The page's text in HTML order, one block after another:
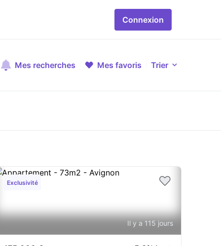
Connexion
Mes recherches Mes favoris Trier
Exclusivité
Il y a 115 jours